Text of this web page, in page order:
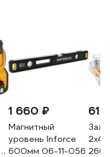
1 660 ₽
Магнитный
уровень Inforce
600мм 06-11-056
61 ₽